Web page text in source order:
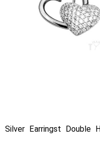
Silver Earringst Double